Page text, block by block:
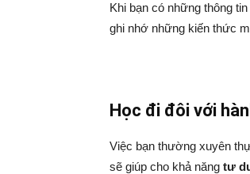
Khi bạn có những thông
ghi nhớ những kiến thức
Học đi đôi với
Việc bạn thường xuyên
sẽ giúp cho khả năng tư